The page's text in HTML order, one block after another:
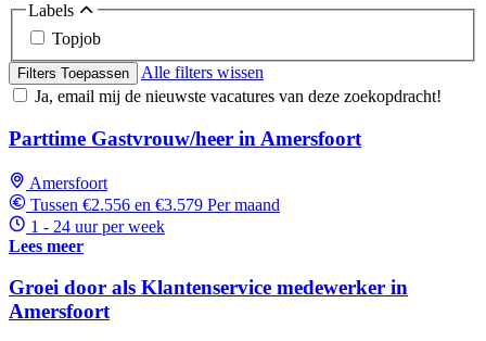
Labels
Topjob
Filters Toepassen
Alle filters wissen
Ja, email mij de nieuwste vacatures van deze zoekopdracht!
Parttime Gastvrouw/heer in Amersfoort
Amersfoort
Tussen €2.556 en €3.579 Per maand
1 - 24 uur per week
Lees meer
Groei door als Klantenservice medewerker in
Amersfoort